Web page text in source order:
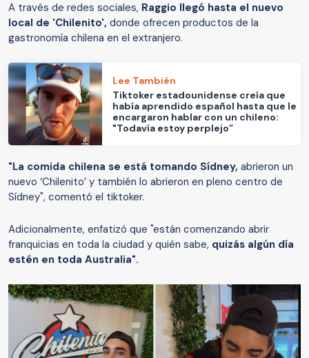
A través de redes sociales, Raggio llegó hasta el nuevo
local de 'Chilenito', donde ofrecen productos de la
gastronomía chilena en el extranjero.
Lee También
Tiktoker estadounidense creía que
había aprendido español hasta que le
encargaron hablar con un chileno:
"Todavía estoy perplejo”
"La comida chilena se está tomando Sídney, abrieron un
nuevo ‘Chilenito’ y también lo abrieron en pleno centro de
Sídney", comentó el tiktoker.
Adicionalmente, enfatizó que "están comenzando abrir
franquicias en toda la ciudad y quién sabe, quizás algún día
estén en toda Australia".